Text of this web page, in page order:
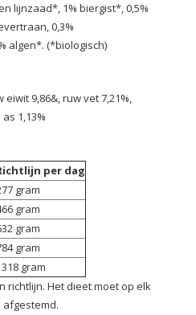
lijnzaad*, 1% biergist*, 0,5%
0,3%
algen*. (*biologisch)
eiwit 9,86&, ruw vet 7,21%,
1,13%
per dag
gram
gram
gram
gram
gram
richtlijn. Het dieet moet op elk